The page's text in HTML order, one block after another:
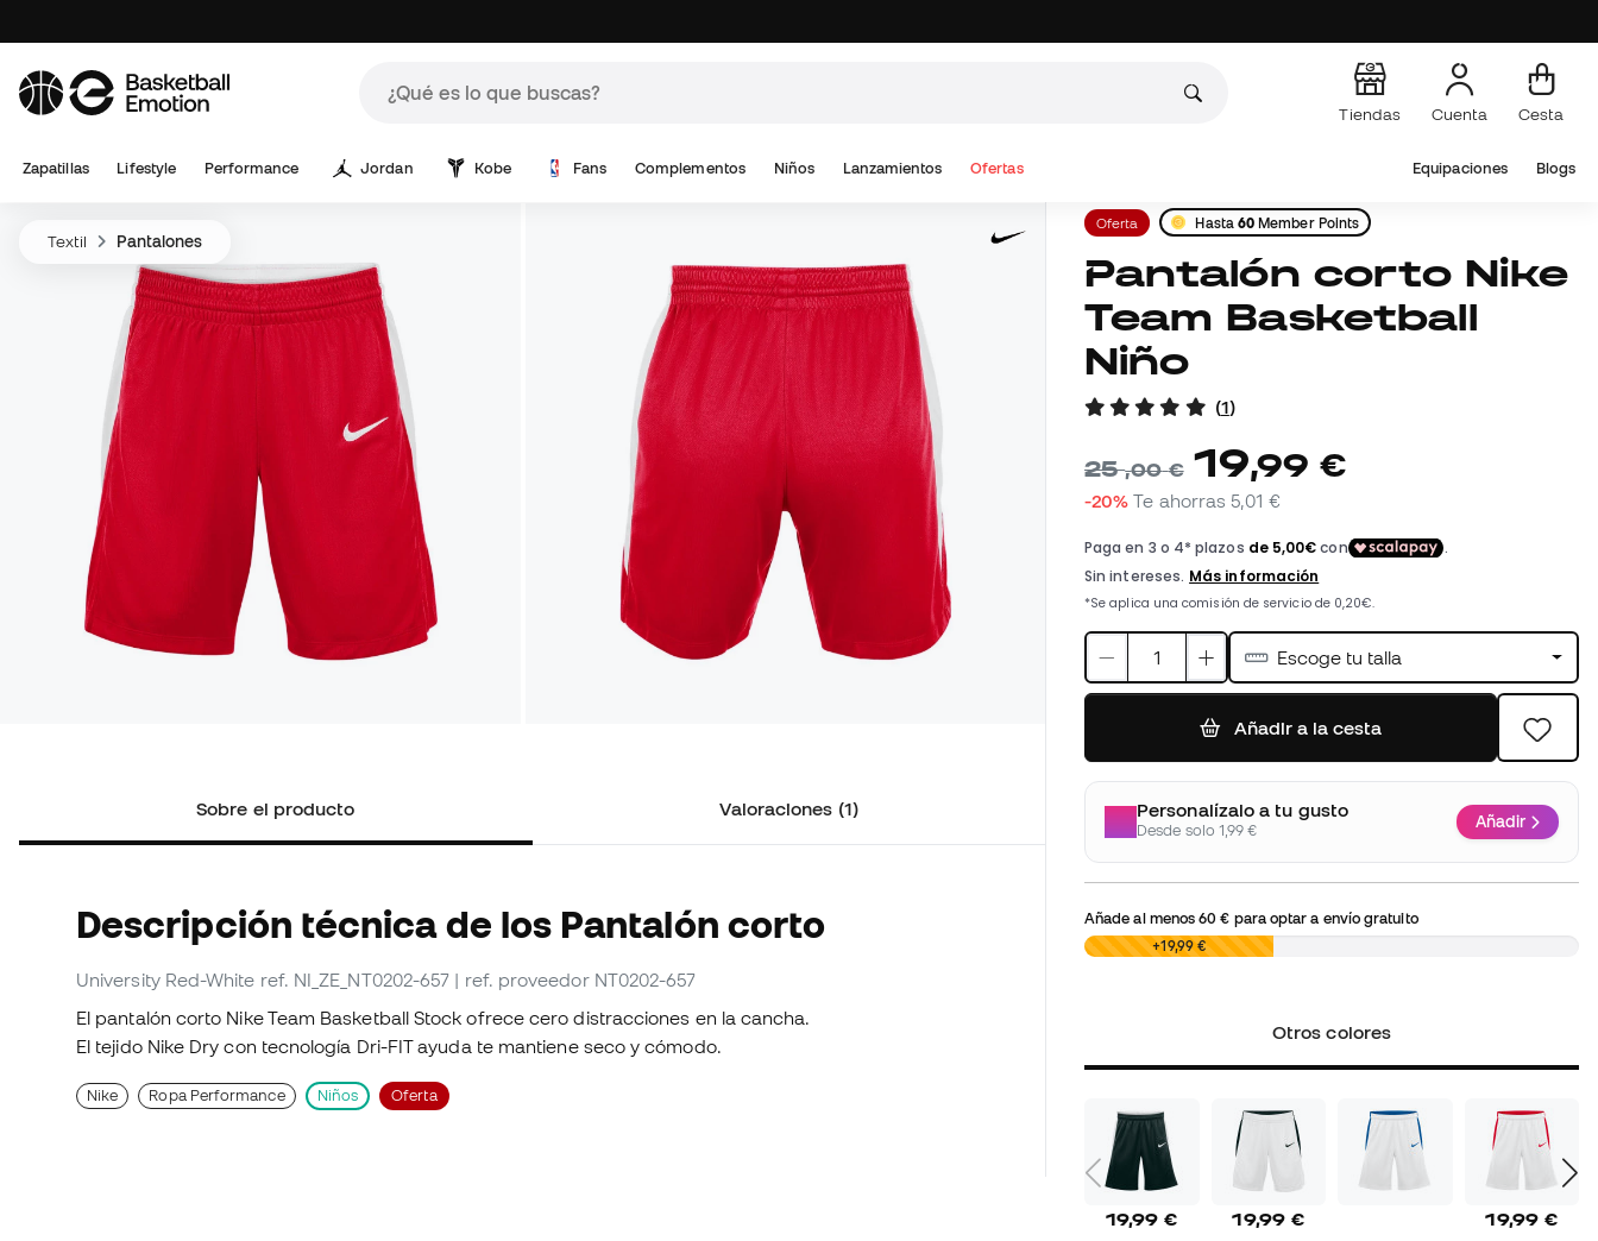
Tiendas Cuenta Cesta
Zapatillas Lifestyle Performance Jordan Kobe Fans Complementos Niños Lanzamientos Ofertas Equipaciones Blogs
Textil Pantalones
Sobre el producto Valoraciones (1)
Descripción técnica de los Pantalón corto
University Red-White ref. NI_ZE_NT0202-657 | ref. proveedor NT0202-657
El pantalón corto Nike Team Basketball Stock ofrece cero distracciones en la cancha.
El tejido Nike Dry con tecnología Dri-FIT ayuda te mantiene seco y cómodo.
Nike Ropa Performance Niños Oferta
Oferta Hasta 60 Member Points
Pantalón corto Nike
Team Basketball
Niño
(1)
25,00 € 19,99 €
-20% Te ahorras5,01 €
Escoge tu talla
Añadir a la cesta
Personalízalo a tu gusto
Desde solo 1,99 € Añadir
Añade al menos60 € para optar a envío gratuito
0,00 € +19,99 €
Otros colores
19,99 € 19,99 € 19,99 €